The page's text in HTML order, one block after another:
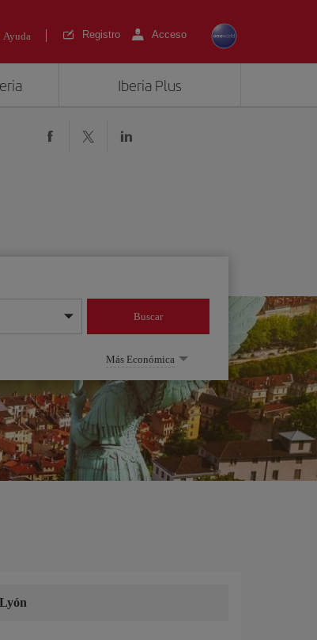
Ayuda Registro Acceso
Iberia Plus
Buscar
Más Económica
Lyón